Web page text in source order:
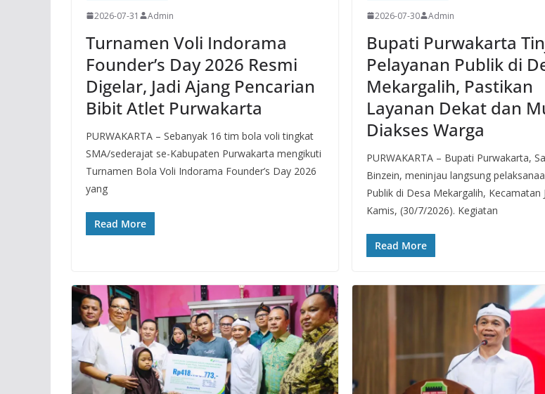
2026-07-31 Admin
Turnamen Voli Indorama
Founder’s Day 2026 Resmi
Digelar, Jadi Ajang Pencarian
Bibit Atlet Purwakarta
PURWAKARTA – Sebanyak 16 tim bola voli tingkat
SMA/sederajat se-Kabupaten Purwakarta mengikuti
Turnamen Bola Voli Indorama Founder’s Day 2026
yang
Read More
2026-07-30 Admin
Bupati Purwakarta
Pelayanan Publik di
Mekargalih, Pastikan
Layanan Dekat dan
Diakses Warga
PURWAKARTA – Bupati Purwakarta,
Binzein, meninjau langsung
Publik di Desa Mekargalih, Kecamatan
Kamis, (30/7/2026). Kegiatan
Read More